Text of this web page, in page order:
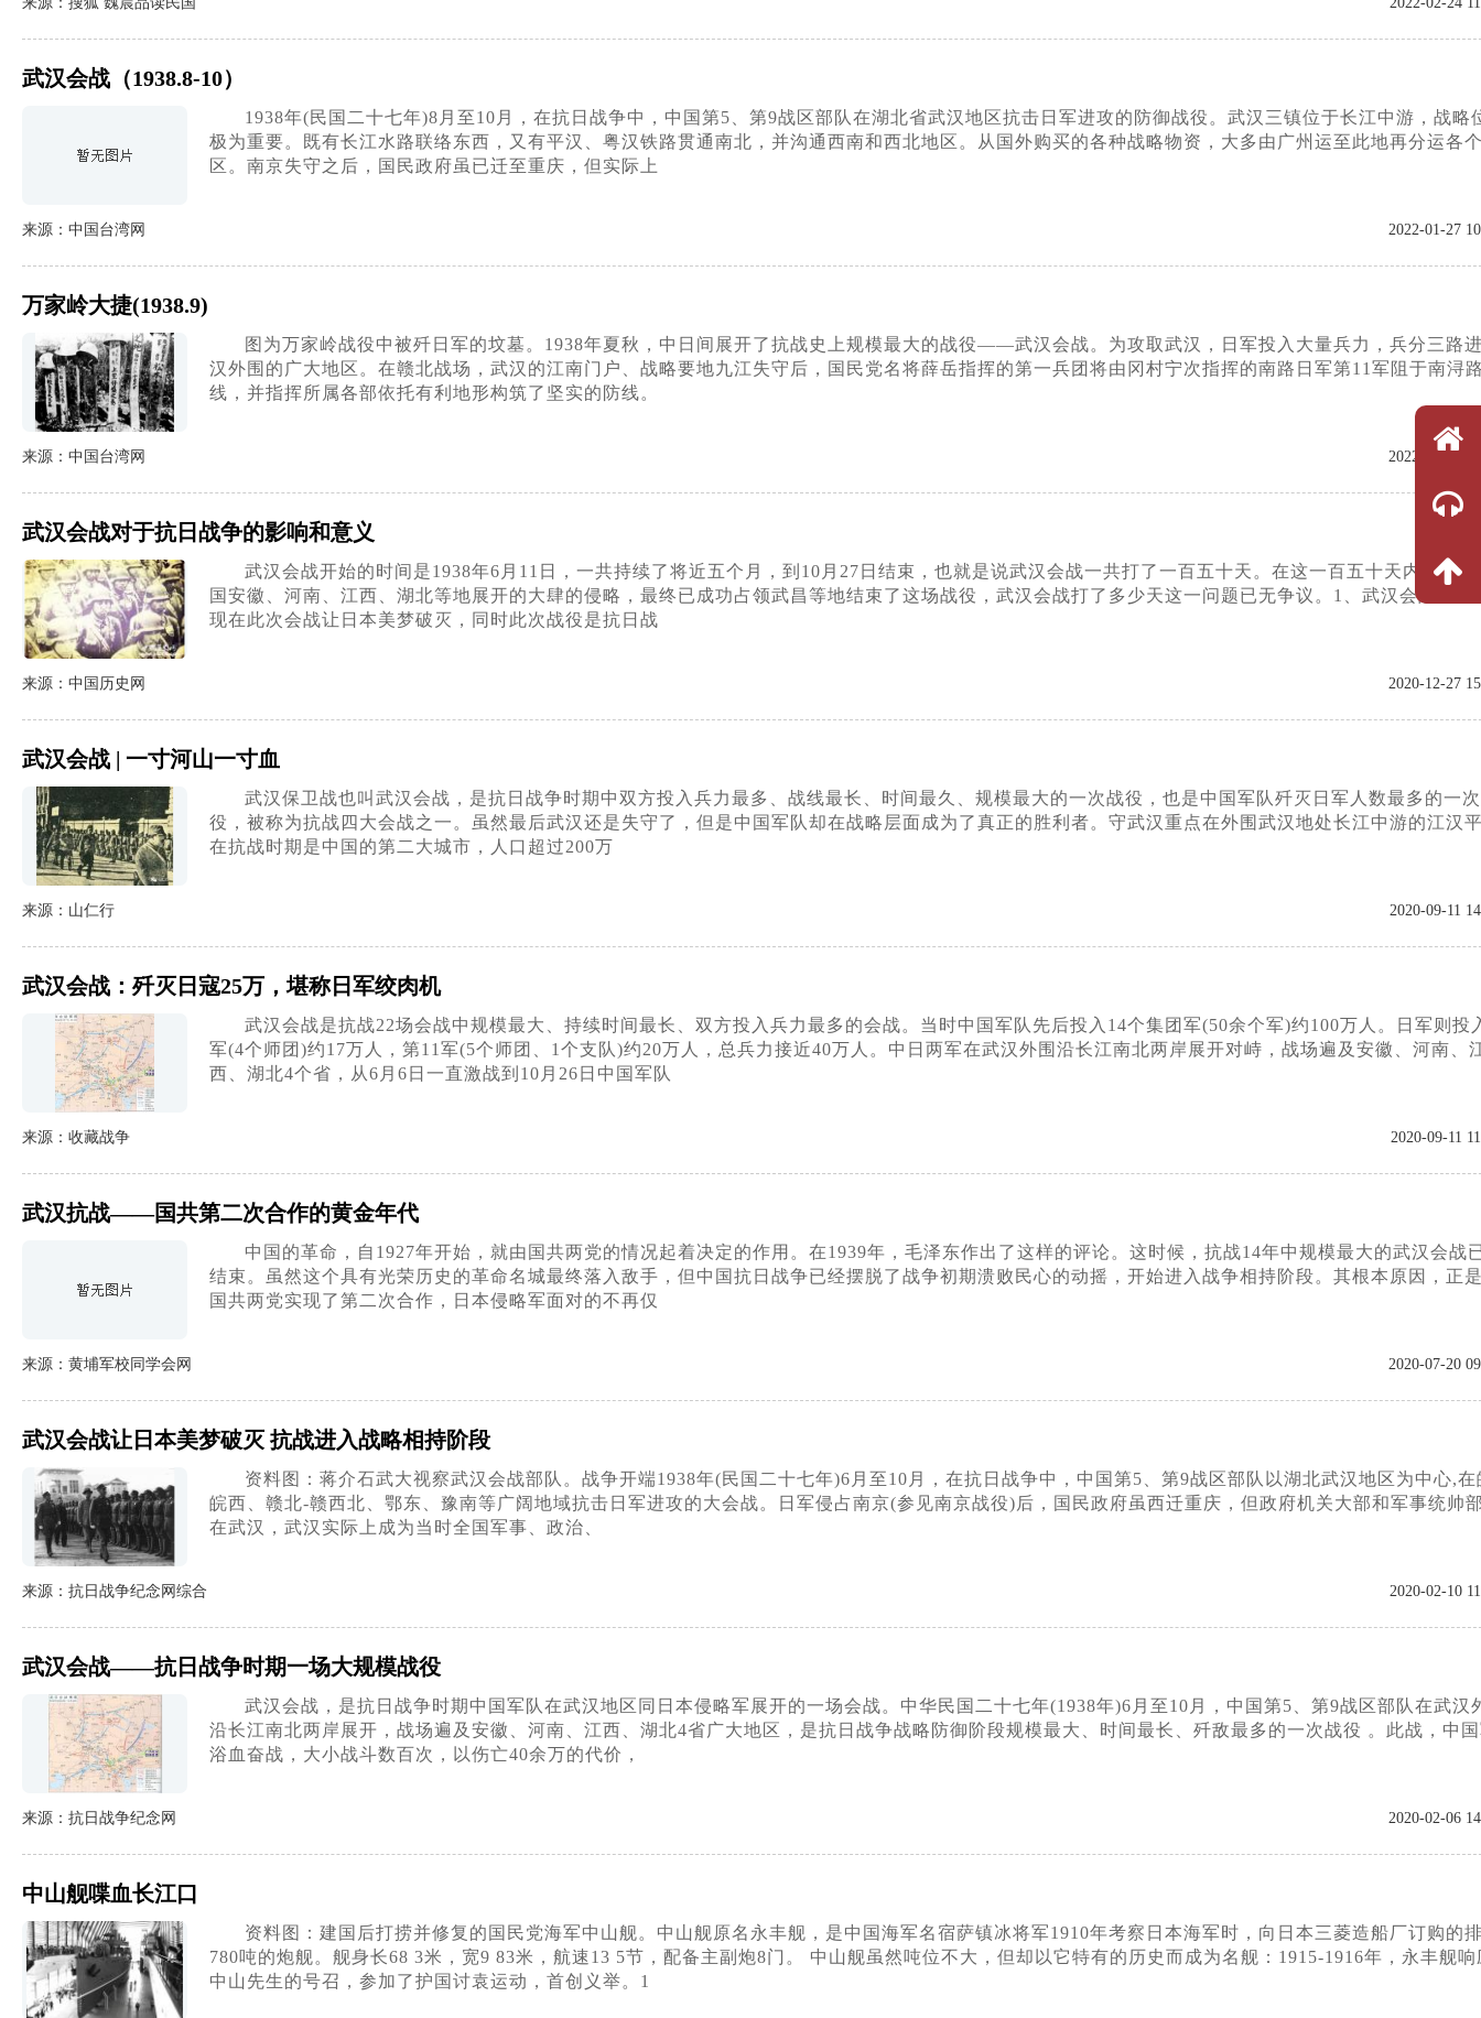
武汉会战（1938.8-10）
1938年(民国二十七年)8月至10月，在抗日战争中，中国第5、第9战区部队在湖北省武汉地区抗击日军进攻的防御战役。武汉三镇位于长江中游，战略
极为重要。既有长江水路联络东西，又有平汉、粤汉铁路贯通南北，并沟通西南和西北地区。从国外购买的各种战略物资，大多由广州运至此地再分运各
区。南京失守之后，国民政府虽已迁至重庆，但实际上
来源：中国台湾网 2022-01-27
万家岭大捷(1938.9)
图为万家岭战役中被歼日军的坟墓。1938年夏秋，中日间展开了抗战史上规模最大的战役——武汉会战。为攻取武汉，日军投入大量兵力，兵分三路
汉外围的广大地区。在赣北战场，武汉的江南门户、战略要地九江失守后，国民党名将薛岳指挥的第一兵团将由冈村宁次指挥的南路日军第11军阻于南浔
线，并指挥所属各部依托有利地形构筑了坚实的防线。
来源：中国台湾网 2022-01-23
武汉会战对于抗日战争的影响和意义
武汉会战开始的时间是1938年6月11日，一共持续了将近五个月，到10月27日结束，也就是说武汉会战一共打了一百五十天。在这一百五十天内，日
国安徽、河南、江西、湖北等地展开的大肆的侵略，最终已成功占领武昌等地结束了这场战役，武汉会战打了多少天这一问题已无争议。1、武汉会战的影
现在此次会战让日本美梦破灭，同时此次战役是抗日战
来源：中国历史网 2020-12-27
武汉会战 | 一寸河山一寸血
武汉保卫战也叫武汉会战，是抗日战争时期中双方投入兵力最多、战线最长、时间最久、规模最大的一次战役，也是中国军队歼灭日军人数最多的一
役，被称为抗战四大会战之一。虽然最后武汉还是失守了，但是中国军队却在战略层面成为了真正的胜利者。守武汉重点在外围武汉地处长江中游的江汉
在抗战时期是中国的第二大城市，人口超过200万
来源：山仁行 2020-09-11
武汉会战：歼灭日寇25万，堪称日军绞肉机
武汉会战是抗战22场会战中规模最大、持续时间最长、双方投入兵力最多的会战。当时中国军队先后投入14个集团军(50余个军)约100万人。日军则投
军(4个师团)约17万人，第11军(5个师团、1个支队)约20万人，总兵力接近40万人。中日两军在武汉外围沿长江南北两岸展开对峙，战场遍及安徽、河南、
西、湖北4个省，从6月6日一直激战到10月26日中国军队
来源：收藏战争 2020-09-11
武汉抗战——国共第二次合作的黄金年代
中国的革命，自1927年开始，就由国共两党的情况起着决定的作用。在1939年，毛泽东作出了这样的评论。这时候，抗战14年中规模最大的武汉会战
结束。虽然这个具有光荣历史的革命名城最终落入敌手，但中国抗日战争已经摆脱了战争初期溃败民心的动摇，开始进入战争相持阶段。其根本原因，正
国共两党实现了第二次合作，日本侵略军面对的不再仅
来源：黄埔军校同学会网 2020-07-20
武汉会战让日本美梦破灭 抗战进入战略相持阶段
资料图：蒋介石武大视察武汉会战部队。战争开端1938年(民国二十七年)6月至10月，在抗日战争中，中国第5、第9战区部队以湖北武汉地区为中心,在
皖西、赣北-赣西北、鄂东、豫南等广阔地域抗击日军进攻的大会战。日军侵占南京(参见南京战役)后，国民政府虽西迁重庆，但政府机关大部和军事统帅
在武汉，武汉实际上成为当时全国军事、政治、
来源：抗日战争纪念网综合 2020-02-10
武汉会战——抗日战争时期一场大规模战役
武汉会战，是抗日战争时期中国军队在武汉地区同日本侵略军展开的一场会战。中华民国二十七年(1938年)6月至10月，中国第5、第9战区部队在武汉
沿长江南北两岸展开，战场遍及安徽、河南、江西、湖北4省广大地区，是抗日战争战略防御阶段规模最大、时间最长、歼敌最多的一次战役 。此战，中
浴血奋战，大小战斗数百次，以伤亡40余万的代价，
来源：抗日战争纪念网 2020-02-06
中山舰喋血长江口
资料图：建国后打捞并修复的国民党海军中山舰。中山舰原名永丰舰，是中国海军名宿萨镇冰将军1910年考察日本海军时，向日本三菱造船厂订购的
780吨的炮舰。舰身长68 3米，宽9 83米，航速13 5节，配备主副炮8门。 中山舰虽然吨位不大，但却以它特有的历史而成为名舰：1915-1916年，永丰舰响
中山先生的号召，参加了护国讨袁运动，首创义举。1